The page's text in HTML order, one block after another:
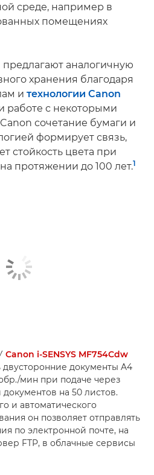
среде, например в
помещениях
аналогичную
хранения благодаря
и технологии Canon
работе с некоторыми
сочетание бумаги и
формирует связь,
стойкость цвета при
протяжении до 100 лет.1
Canon i-SENSYS MF754Cdw
двусторонние документы A4
мин при подаче через
на 50 листов.
и автоматического
он позволяет отправлять
по электронной почте, на
FTP, в облачные сервисы